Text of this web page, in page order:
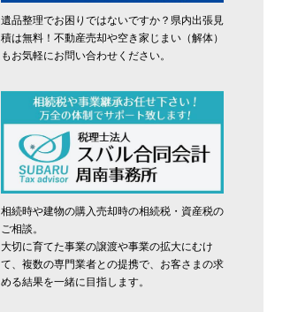
遺品整理でお困りではないですか？県内出張見
積は無料！不動産売却や空き家じまい（解体）
もお気軽にお問い合わせください。
相続時や建物の購入売却時の相続税・資産税の
ご相談。
大切に育てた事業の譲渡や事業の拡大にむけ
て、複数の専門業者との提携で、お客さまの求
める結果を一緒に目指します。